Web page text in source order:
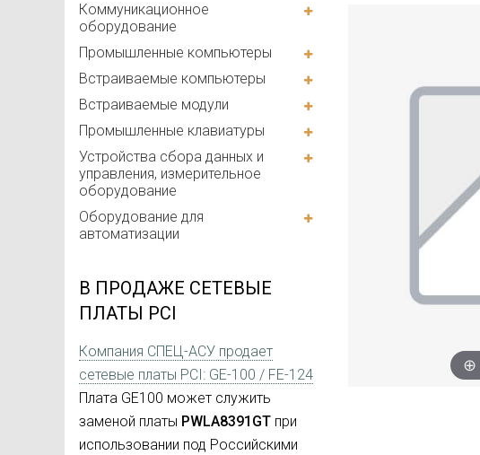
Коммуникационное
оборудование
Промышленные компьютеры
Встраиваемые компьютеры
Встраиваемые модули
Промышленные клавиатуры
Устройства сбора данных и
управления, измерительное
оборудование
Оборудование для
автоматизации
В ПРОДАЖЕ СЕТЕВЫЕ
ПЛАТЫ PCI
Компания СПЕЦ-АСУ продает
сетевые платы PCI: GE-100 / FE-124
Плата GE100 может служить
заменой платы PWLA8391GT при
использовании под Российскими